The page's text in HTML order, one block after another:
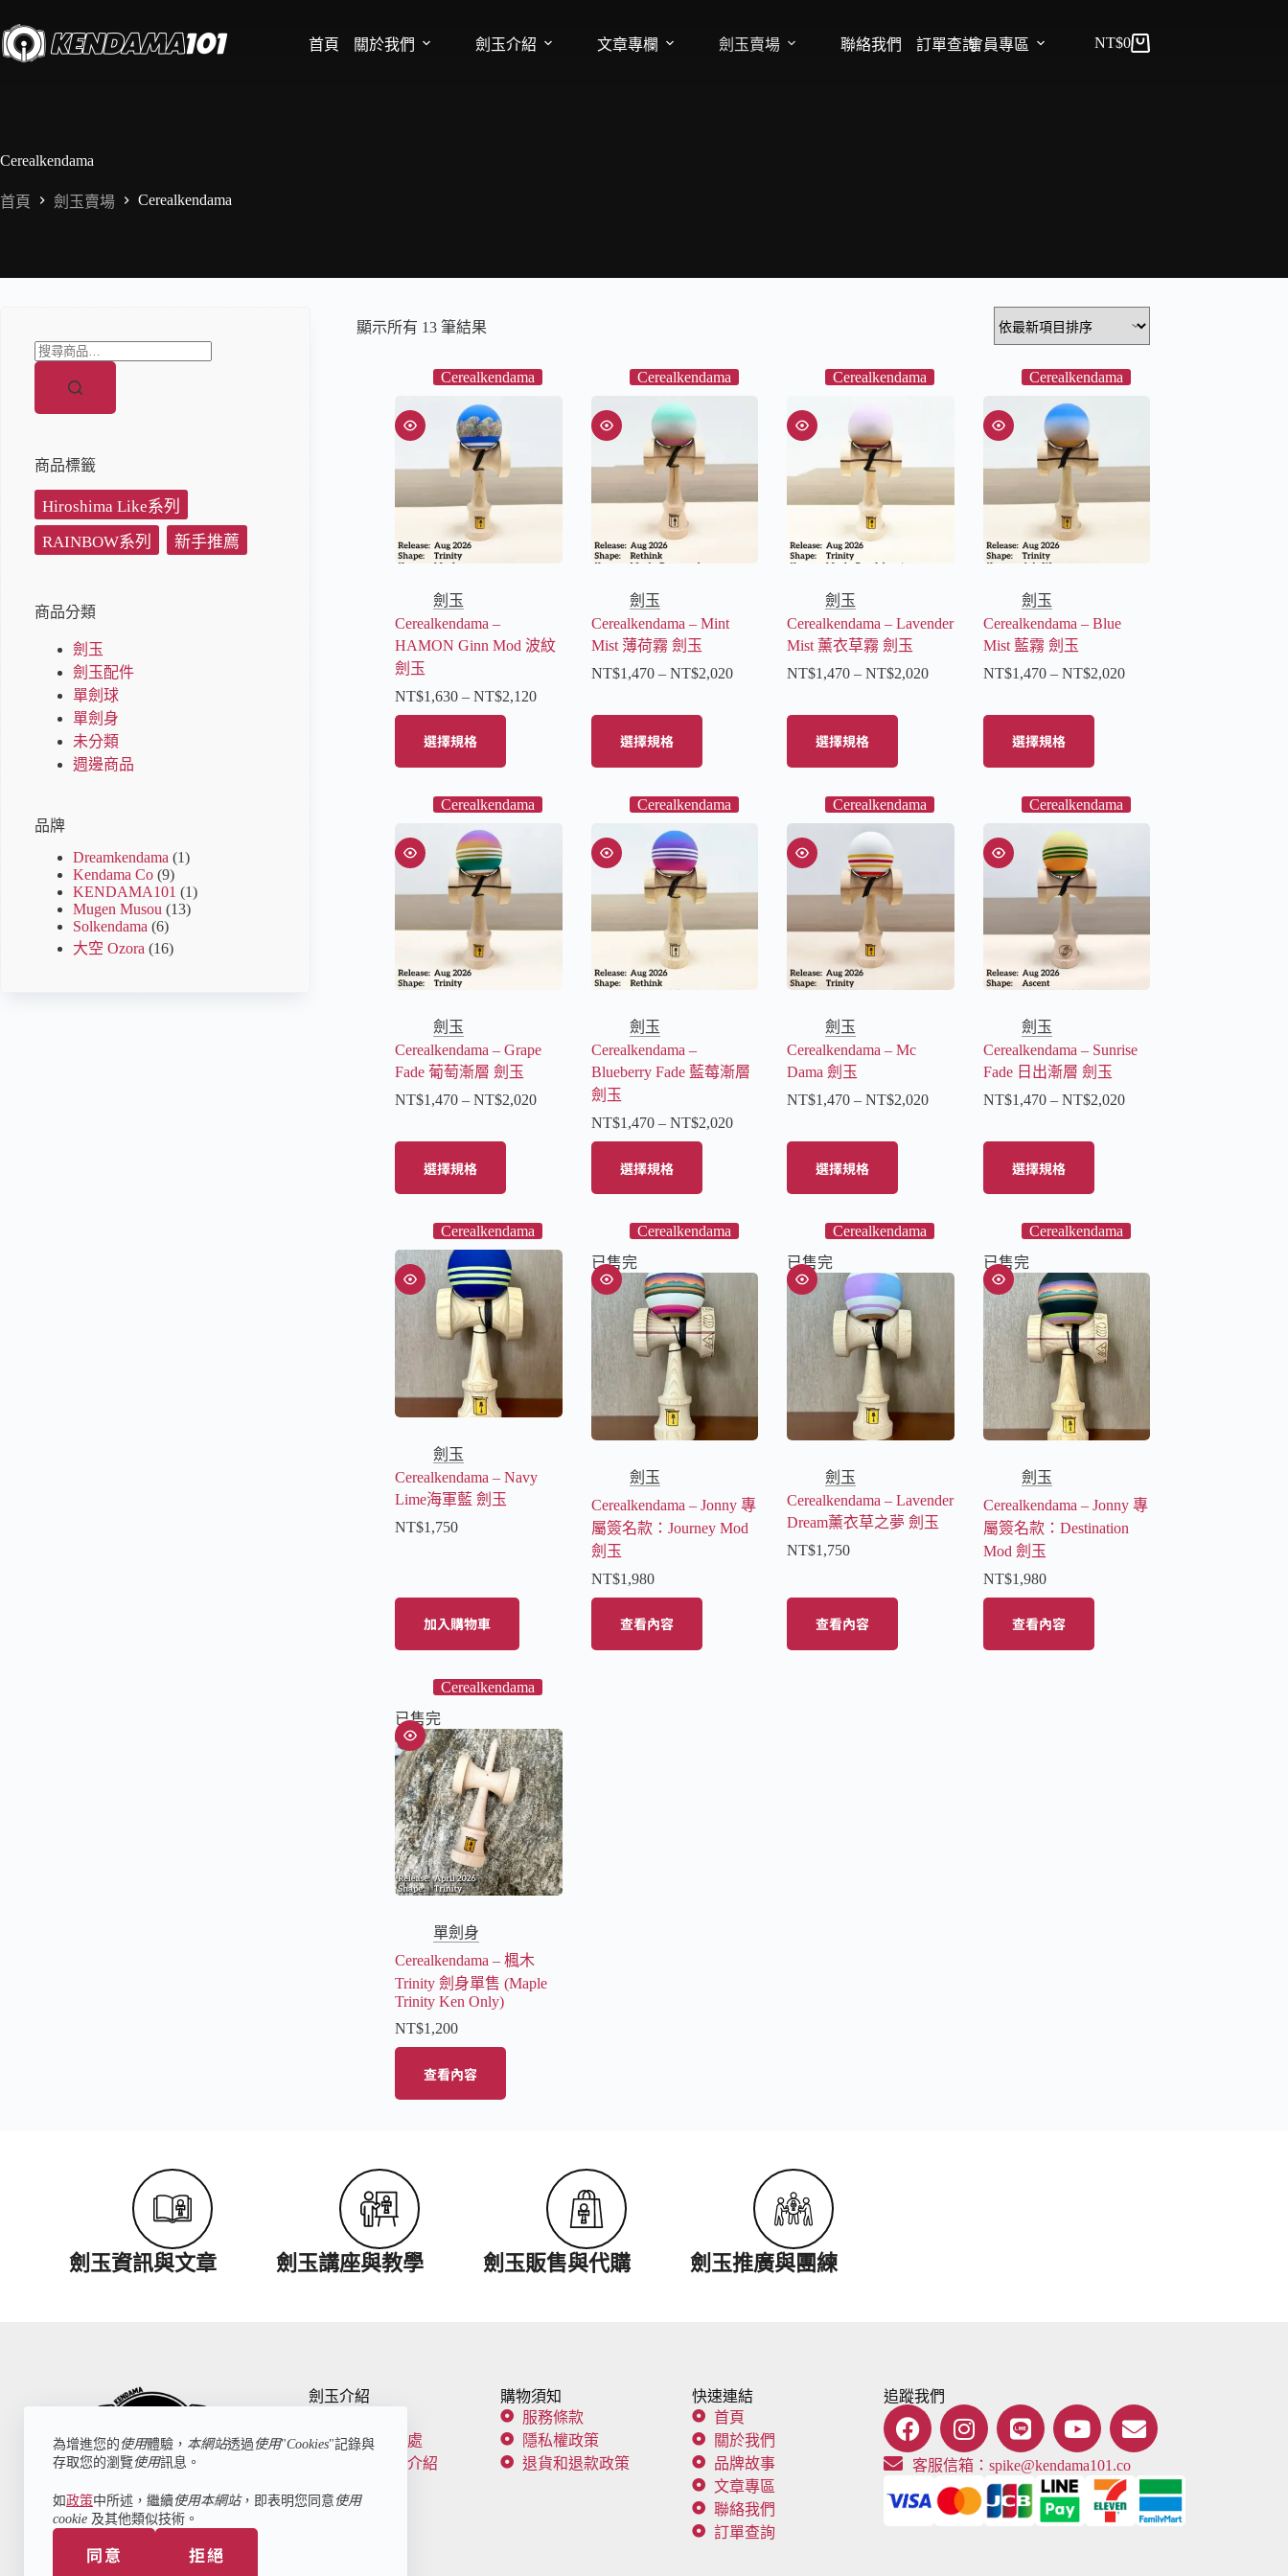
為增進您的 使用體驗， 本網站透過 使用"Cookies"記錄與
存取您的瀏覽 使用訊息。
如政策中所述，繼續 使用本網站，即表明您同意 使用
cookie 及其他類似技術。
同意 拒絕
首頁 關於我們 劍玉介紹 文章專欄 劍玉賣場 聯絡我們 訂單查詢會員專區 NT$0
Cerealkendama
首頁 劍玉賣場 Cerealkendama
顯示所有 13 筆結果
Cerealkendama
劍玉
Cerealkendama –
HAMON Ginn Mod 波紋
劍玉
NT$1,630 – NT$2,120
選擇規格
Cerealkendama
劍玉
Cerealkendama – Mint
Mist 薄荷霧 劍玉
NT$1,470 – NT$2,020
選擇規格
Cerealkendama
劍玉
Cerealkendama – Lavender
Mist 薰衣草霧 劍玉
NT$1,470 – NT$2,020
選擇規格
Cerealkendama
劍玉
Cerealkendama – Blue
Mist 藍霧 劍玉
NT$1,470 – NT$2,020
選擇規格
Cerealkendama
劍玉
Cerealkendama – Grape
Fade 葡萄漸層 劍玉
NT$1,470 – NT$2,020
選擇規格
Cerealkendama
劍玉
Cerealkendama –
Blueberry Fade 藍莓漸層
劍玉
NT$1,470 – NT$2,020
選擇規格
Cerealkendama
劍玉
Cerealkendama – Mc
Dama 劍玉
NT$1,470 – NT$2,020
選擇規格
Cerealkendama
劍玉
Cerealkendama – Sunrise
Fade 日出漸層 劍玉
NT$1,470 – NT$2,020
選擇規格
Cerealkendama
劍玉
Cerealkendama – Navy
Lime海軍藍 劍玉
NT$1,750
加入購物車
Cerealkendama
已售完
劍玉
Cerealkendama – Jonny 專
屬簽名款：Journey Mod
劍玉
NT$1,980
查看內容
Cerealkendama
已售完
劍玉
Cerealkendama – Lavender
Dream薰衣草之夢 劍玉
NT$1,750
查看內容
Cerealkendama
已售完
劍玉
Cerealkendama – Jonny 專
屬簽名款：Destination
Mod 劍玉
NT$1,980
查看內容
Cerealkendama
已售完
單劍身
Cerealkendama – 楓木
Trinity 劍身單售 (Maple
Trinity Ken Only)
NT$1,200
查看內容
商品標籤
Hiroshima Like系列
RAINBOW系列
新手推薦
商品分類
劍玉
劍玉配件
單劍球
單劍身
未分類
週邊商品
品牌
Dreamkendama (1)
Kendama Co (9)
KENDAMA101 (1)
Mugen Musou (13)
Solkendama (6)
大空 Ozora (16)
劍玉資訊與文章 劍玉講座與教學 劍玉販售與代購 劍玉推廣與團練
台灣劍玉第一網路品牌
劍玉介紹
玩劍玉的好處
劍玉的結構介紹
購物須知
服務條款
隱私權政策
退貨和退款政策
快速連結
首頁
關於我們
品牌故事
文章專區
聯絡我們
訂單查詢
追蹤我們
客服信箱： spike@kendama101.co